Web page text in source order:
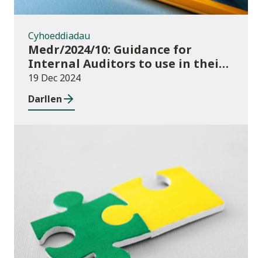
Cyhoeddiadau
Medr/2024/10: Guidance for
Internal Auditors to use in their
Annual Internal Audit of HE Data
Systems and Processes
19 Dec 2024
Darllen
Newyddion